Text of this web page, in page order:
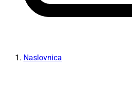
Naslovnica